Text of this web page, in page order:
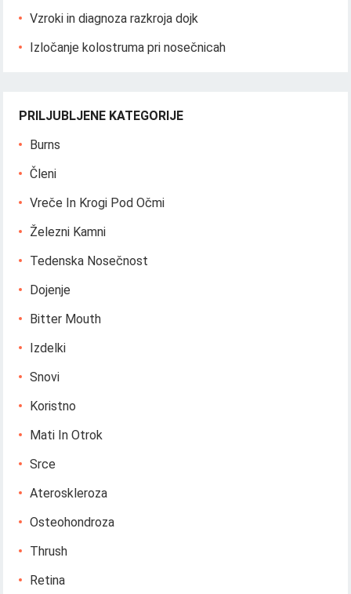
Vzroki in diagnoza razkroja dojk
Izločanje kolostruma pri nosečnicah
PRILJUBLJENE KATEGORIJE
Burns
Členi
Vreče In Krogi Pod Očmi
Železni Kamni
Tedenska Nosečnost
Dojenje
Bitter Mouth
Izdelki
Snovi
Koristno
Mati In Otrok
Srce
Ateroskleroza
Osteohondroza
Thrush
Retina